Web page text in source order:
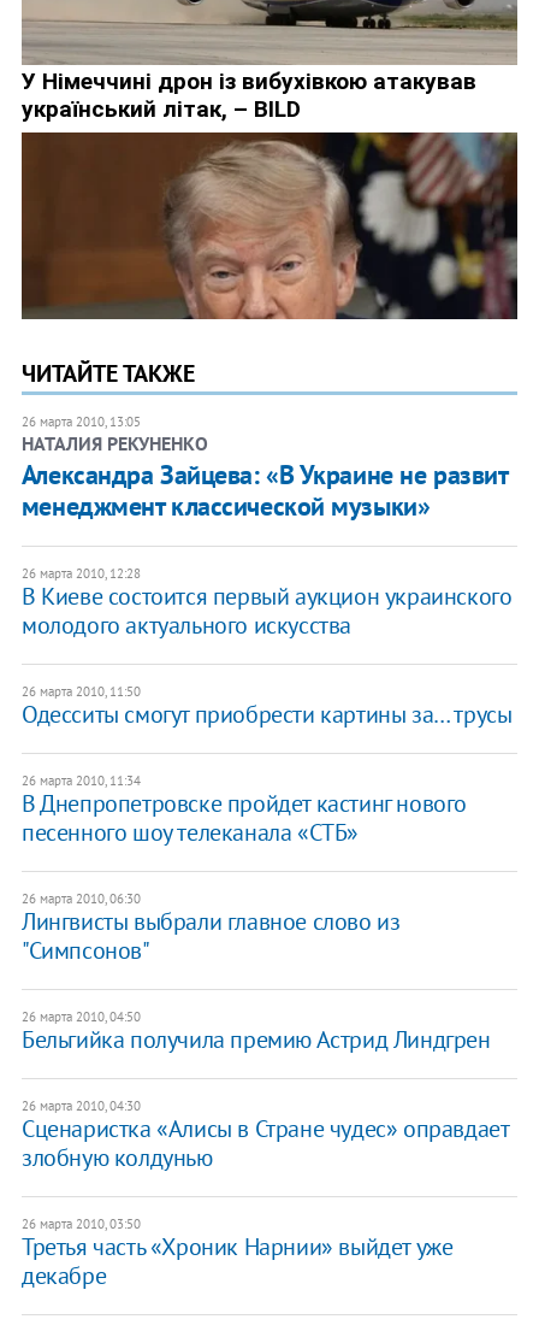
ЧИТАЙТЕ ТАКЖЕ
26 марта 2010, 13:05
НАТАЛИЯ РЕКУНЕНКО
Александра Зайцева: «В Украине не развит
менеджмент классической музыки»
26 марта 2010, 12:28
В Киеве состоится первый аукцион украинского
молодого актуального искусства
26 марта 2010, 11:50
Одесситы смогут приобрести картины за… трусы
26 марта 2010, 11:34
В Днепропетровске пройдет кастинг нового
песенного шоу телеканала «СТБ»
26 марта 2010, 06:30
Лингвисты выбрали главное слово из
"Симпсонов"
26 марта 2010, 04:50
Бельгийка получила премию Астрид Линдгрен
26 марта 2010, 04:30
Сценаристка «Алисы в Стране чудес» оправдает
злобную колдунью
26 марта 2010, 03:50
Третья часть «Хроник Нарнии» выйдет уже
декабре